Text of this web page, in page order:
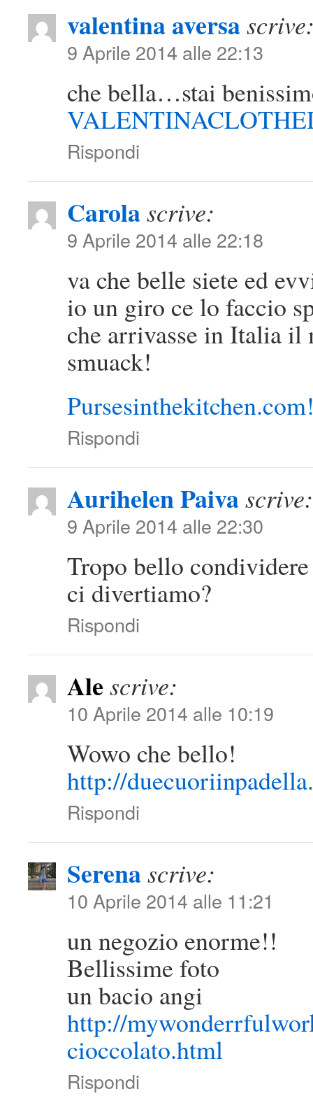
valentina aversa
9 Aprile 2014 alle 22:13
che bella…stai
Rispondi
Carolascrive:
9 Aprile 2014 alle 22:18
va che belle siete ed
io un giro ce lo faccio
che arrivasse in Italia
smuack!
Rispondi
Aurihelen Paivascrive:
9 Aprile 2014 alle 22:30
Tropo bello
ci divertiamo?
Rispondi
Ale scrive:
10 Aprile 2014 alle 10:19
Wowo che bello!
http://
Rispondi
Serenascrive:
10 Aprile 2014 alle 11:21
un negozio enorme!!
Bellissime foto
un bacio angi
http://
cioccolato.html
Rispondi